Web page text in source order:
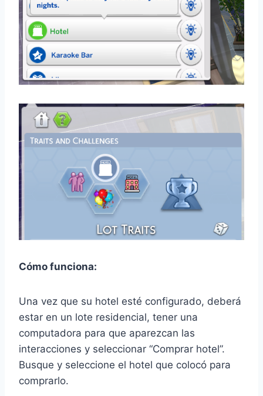
Cómo funciona:
Una vez que su hotel esté configurado, deberá
estar en un lote residencial, tener una
computadora para que aparezcan las
interacciones y seleccionar “Comprar hotel”.
Busque y seleccione el hotel que colocó para
comprarlo.